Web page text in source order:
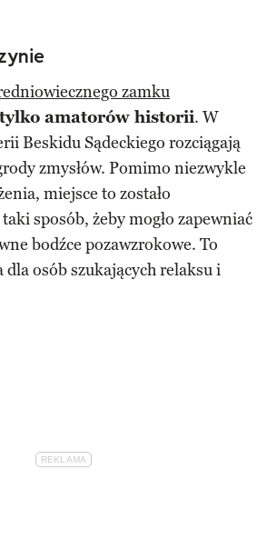
zamku
amatorów historii. W
Beskidu Sądeckiego rozciągają
zmysłów. Pomimo niezwykle
miejsce to zostało
sposób, żeby mogło zapewniać
bodźce pozawzrokowe. To
osób szukających relaksu i